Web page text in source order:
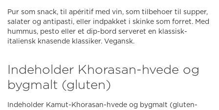
Pur som snack, til apéritif med vin, som tilbehoer til supper,
salater og antipasti, eller indpakket i skinke som forret. Med
hummus, pesto eller et dip-bord serveret en klassisk-
italiensk knasende klassiker. Vegansk.
Indeholder Khorasan-hvede og
bygmalt (gluten)
Indeholder Kamut-Khorasan-hvede og bygmalt (gluten-